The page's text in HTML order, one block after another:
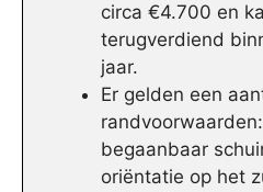
circa €4.700 en
terugverdiend
jaar.
Er gelden een
begaanbaar
oriëntatie op het